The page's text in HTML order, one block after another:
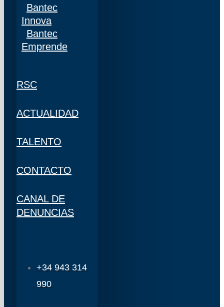
Bantec
Innova
Bantec
Emprende
RSC
ACTUALIDAD
TALENTO
CONTACTO
CANAL DE
DENUNCIAS
+34 943 314
990